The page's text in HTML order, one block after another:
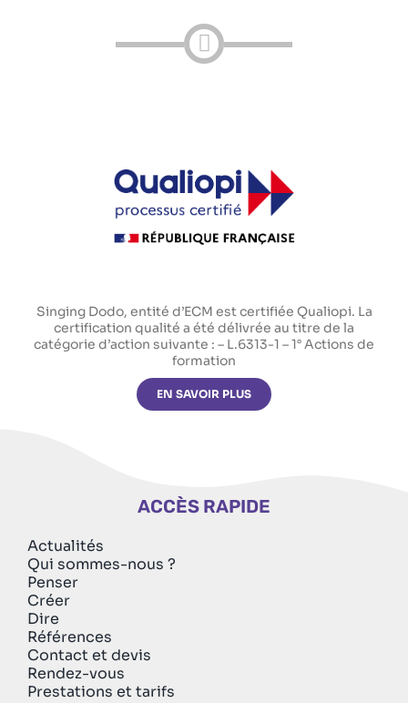
Singing Dodo, entité d’ECM est certifiée Qualiopi. La
certification qualité a été délivrée au titre de la
catégorie d’action suivante : – L.6313-1 – 1° Actions de
formation
EN SAVOIR PLUS
ACCÈS RAPIDE
Actualités
Qui sommes-nous ?
Penser
Créer
Dire
Références
Contact et devis
Rendez-vous
Prestations et tarifs